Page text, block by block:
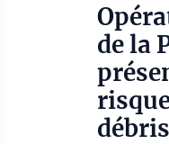
de la
débris